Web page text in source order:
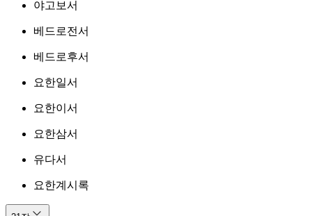
야고보서
베드로전서
베드로후서
요한일서
요한이서
요한삼서
유다서
요한계시록